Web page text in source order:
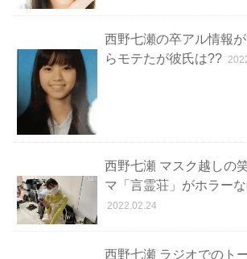
西野七瀬の卒アル情報
らモテたが彼氏は??
西野七瀬 マスク越しの
マ「言霊荘」がホラー
2022.02.24
西野七瀬 ラジオでのト